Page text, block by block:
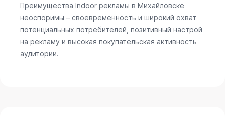
Преимущества Indoor рекламы в Михайловске
неоспоримы – своевременность и широкий охват
потенциальных потребителей, позитивный настрой
на рекламу и высокая покупательская активность
аудитории.